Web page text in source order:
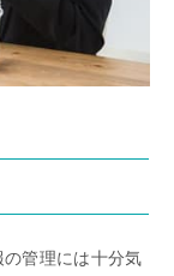
管理には十分気